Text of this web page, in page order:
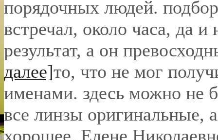
порядочных людей.
встречал, около часа, да и
результат, а он
далее]то, что не мог
именами. здесь можно не
все линзы оригинальные,
хорошее. Елене